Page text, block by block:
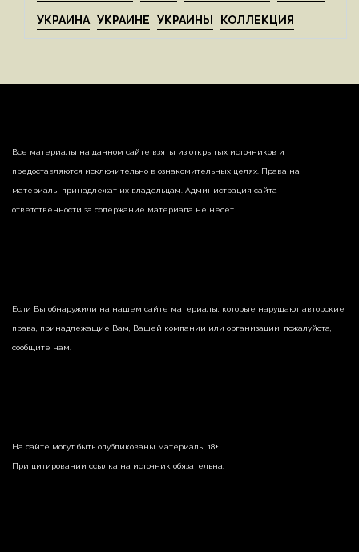
УКРАИНА УКРАИНЕ УКРАИНЫ КОЛЛЕКЦИЯ
Все материалы на данном сайте взяты из открытых источников и
предоставляются исключительно в ознакомительных целях. Права на
материалы принадлежат их владельцам. Администрация сайта
ответственности за содержание материала не несет.
Если Вы обнаружили на нашем сайте материалы, которые нарушают авторские
права, принадлежащие Вам, Вашей компании или организации, пожалуйста,
сообщите нам.
На сайте могут быть опубликованы материалы 18+!
При цитировании ссылка на источник обязательна.